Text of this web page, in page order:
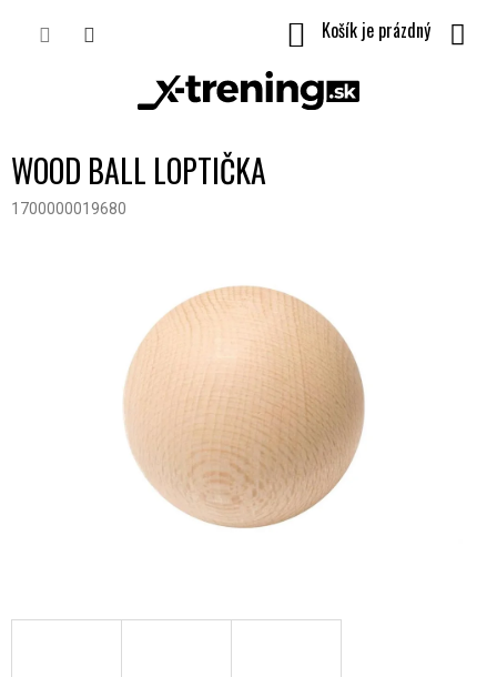
NÁKUPNÝ
WOOD BALL LOPTIČKA
1700000019680